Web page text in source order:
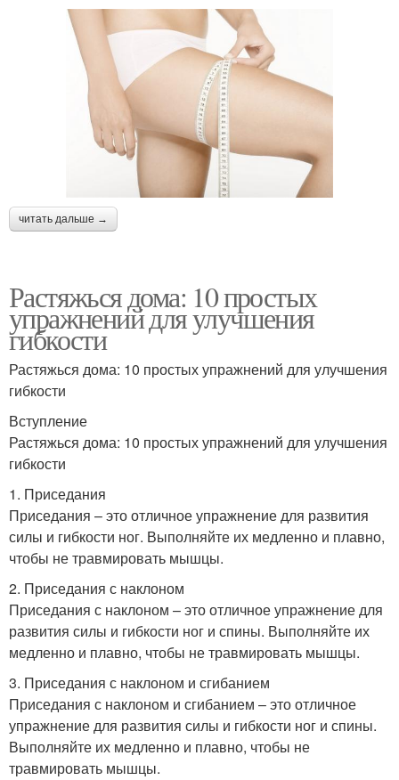
читать дальше →
Растяжься дома: 10 простых
упражнений для улучшения
гибкости
Растяжься дома: 10 простых упражнений для улучшения
гибкости
Вступление
Растяжься дома: 10 простых упражнений для улучшения
гибкости
1. Приседания
Приседания – это отличное упражнение для развития
силы и гибкости ног. Выполняйте их медленно и плавно,
чтобы не травмировать мышцы.
2. Приседания с наклоном
Приседания с наклоном – это отличное упражнение для
развития силы и гибкости ног и спины. Выполняйте их
медленно и плавно, чтобы не травмировать мышцы.
3. Приседания с наклоном и сгибанием
Приседания с наклоном и сгибанием – это отличное
упражнение для развития силы и гибкости ног и спины.
Выполняйте их медленно и плавно, чтобы не
травмировать мышцы.